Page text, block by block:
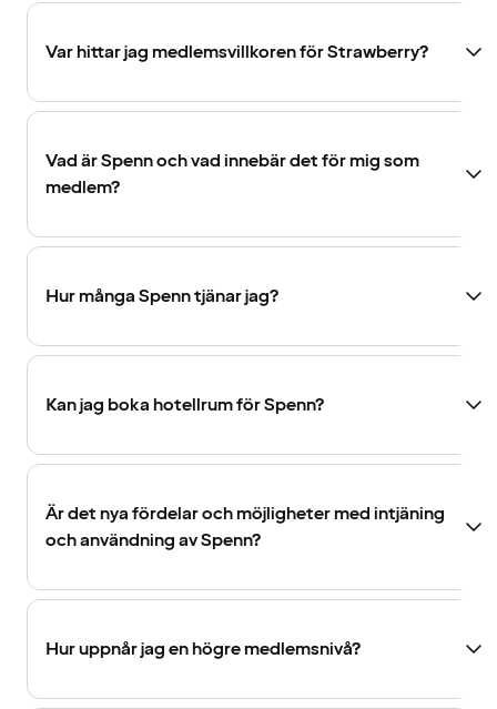
Var hittar jag medlemsvillkoren för Strawberry?
Vad är Spenn och vad innebär det för mig som
medlem?
Hur många Spenn tjänar jag?
Kan jag boka hotellrum för Spenn?
Är det nya fördelar och möjligheter med intjäning
och användning av Spenn?
Hur uppnår jag en högre medlemsnivå?